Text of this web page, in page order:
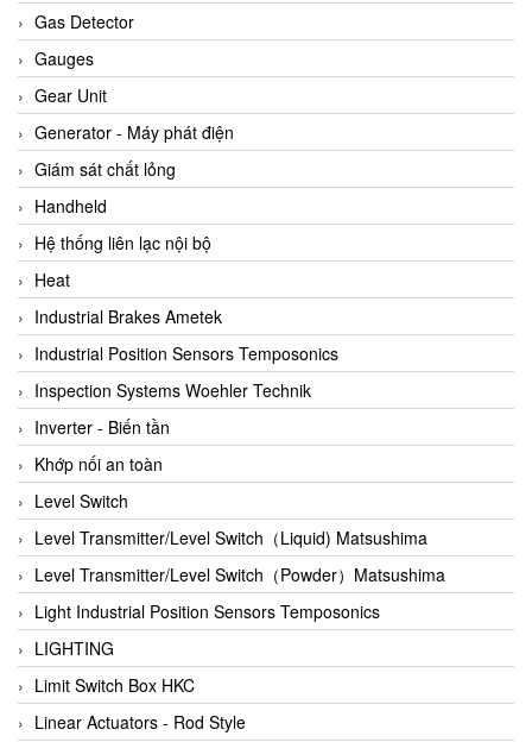
ARCA Regler
Arcos Hydraulik
Ardetem-Sfere-Vietnam
Argal
AS ENERGI
ASCO CO2
Asker
AT2E
ATC Pneumatic
ATEX System
ATI - IA
ATI (Analytical Technology Inc)
Atos
Atrax
Auma
Autec
Auto Flow
Automatic valve
Aventics
Avproglobal
Gas Detector
Gauges
Gear Unit
Generator - Máy phát điện
Giám sát chất lỏng
Handheld
Hệ thống liên lạc nội bộ
Heat
Industrial Brakes Ametek
Industrial Position Sensors Temposonics
Inspection Systems Woehler Technik
Inverter - Biến tần
Khớp nối an toàn
Level Switch
Level Transmitter/Level Switch（Liquid) Matsushima
Level Transmitter/Level Switch（Powder）Matsushima
Light Industrial Position Sensors Temposonics
LIGHTING
Limit Switch Box HKC
Linear Actuators - Rod Style